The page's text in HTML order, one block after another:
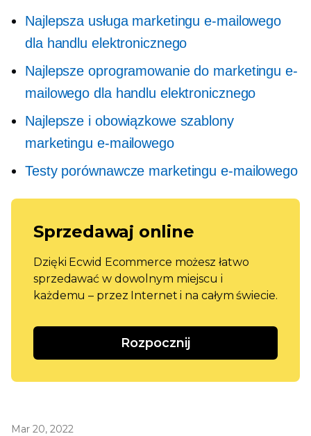
Najlepsza usługa marketingu e-mailowego
dla handlu elektronicznego
Najlepsze oprogramowanie do marketingu e-
mailowego dla handlu elektronicznego
Najlepsze i obowiązkowe szablony
marketingu e-mailowego
Testy porównawcze marketingu e-mailowego
Sprzedawaj online
Dzięki Ecwid Ecommerce możesz łatwo
sprzedawać w dowolnym miejscu i
każdemu – przez Internet i na całym świecie.
Rozpocznij
Mar 20, 2022